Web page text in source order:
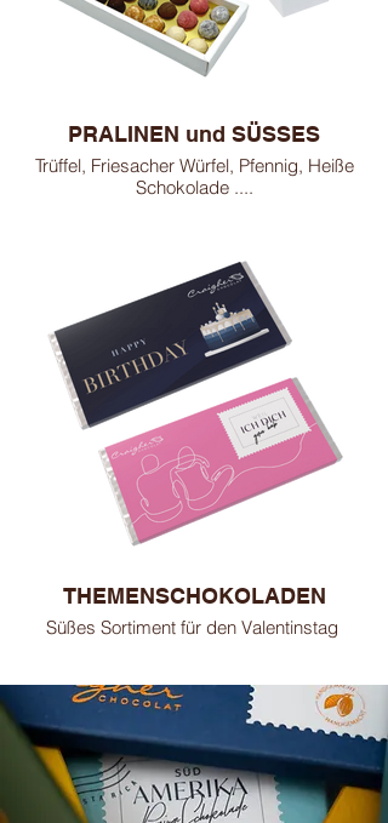
PRALINEN und SÜSSES
Trüffel, Friesacher Würfel, Pfennig, Heiße
Schokolade ....
THEMENSCHOKOLADEN
Süßes Sortiment für den Valentinstag